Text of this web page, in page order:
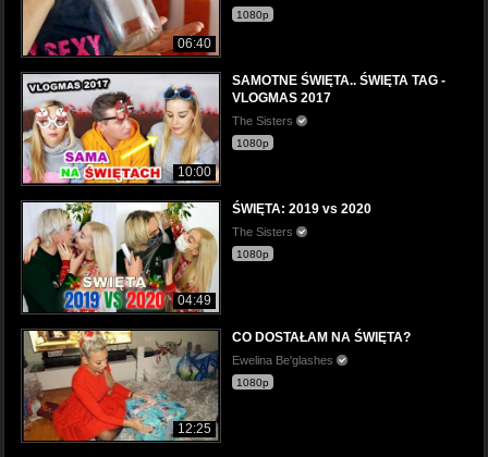
06:40
1080p
10:00
SAMOTNE ŚWIĘTA.. ŚWIĘTA TAG -
VLOGMAS 2017
The Sisters
1080p
04:49
ŚWIĘTA: 2019 vs 2020
The Sisters
1080p
12:25
CO DOSTAŁAM NA ŚWIĘTA?
Ewelina Be'glashes
1080p